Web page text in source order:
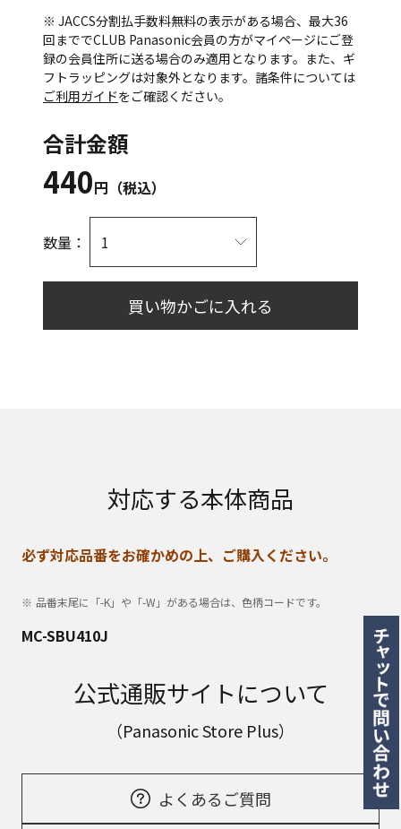
※ JACCS分割払手数料無料の表示がある場合、最大36
回まででCLUB Panasonic会員の方がマイページにご登
録の会員住所に送る場合のみ適用となります。また、ギ
フトラッピングは対象外となります。諸条件については
ご利用ガイドをご確認ください。
合計金額
440円（税込）
数量：
買い物かごに入れる
対応する本体商品
必ず対応品番をお確かめの上、ご購入ください。
品番末尾に「-K」や「-W」がある場合は、色柄コードです。
MC-SBU410J
公式通販サイトについて
（Panasonic Store Plus）
よくあるご質問